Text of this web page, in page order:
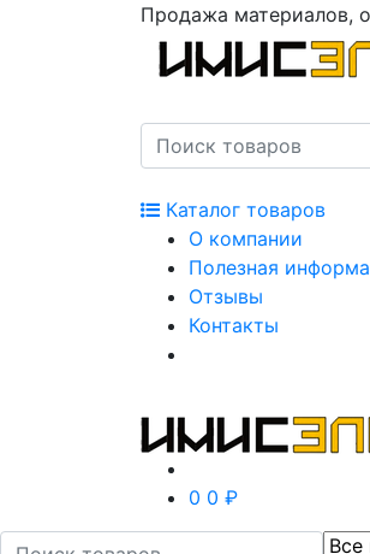
Продажа материалов,
Каталог товаров
О компании
Полезная
Отзывы
Контакты
0 0 ₽